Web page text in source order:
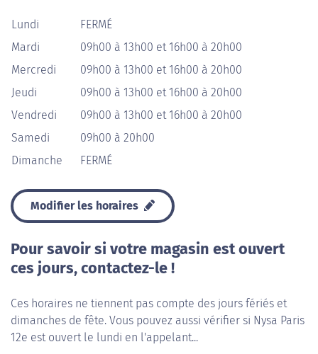
Lundi
FERMÉ
Mardi
09h00 à 13h00 et 16h00 à 20h00
Mercredi
09h00 à 13h00 et 16h00 à 20h00
Jeudi
09h00 à 13h00 et 16h00 à 20h00
Vendredi
09h00 à 13h00 et 16h00 à 20h00
Samedi
09h00 à 20h00
Dimanche
FERMÉ
Modifier les horaires
Pour savoir si votre magasin est ouvert
ces jours, contactez-le !
Ces horaires ne tiennent pas compte des jours fériés et
dimanches de fête. Vous pouvez aussi vérifier si Nysa Paris
12e est ouvert le lundi en l'appelant...